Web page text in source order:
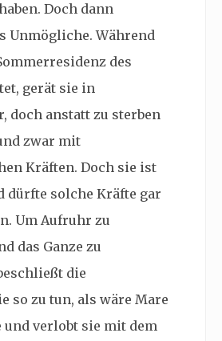
Doch dann
Unmögliche. Während
des
gerät sie in
doch anstatt zu sterben
zwar mit
Kräften. Doch sie ist
dürfte solche Kräfte gar
Um Aufruhr zu
das Ganze zu
die
so zu tun, als wäre Mare
und verlobt sie mit dem